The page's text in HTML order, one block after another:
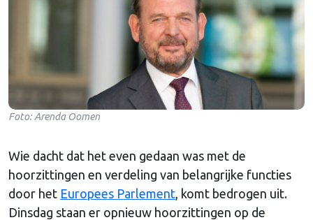
Foto: Arenda Oomen
Wie dacht dat het even gedaan was met de
hoorzittingen en verdeling van belangrijke functies
door het Europees Parlement , komt bedrogen uit.
Dinsdag staan er opnieuw hoorzittingen op de